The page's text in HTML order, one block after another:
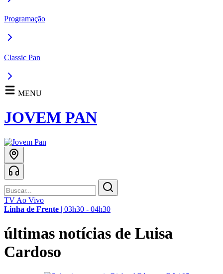
Programação
Classic Pan
MENU
JOVEM PAN
TV Ao Vivo
Linha de Frente | 03h30 - 04h30
últimas notícias de Luisa
Cardoso